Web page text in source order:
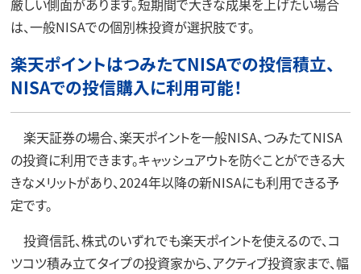
厳しい側面があります。短期間で大きな成果を上げたい場合
は、一般NISAでの個別株投資が選択肢です。
楽天ポイントはつみたてNISAでの投信積立、
NISAでの投信購入に利用可能！
楽天証券の場合、楽天ポイントを一般NISA、つみたてNISA
の投資に利用できます。キャッシュアウトを防ぐことができる大
きなメリットがあり、2024年以降の新NISAにも利用できる予
定です。
投資信託、株式のいずれでも楽天ポイントを使えるので、コ
ツコツ積み立てタイプの投資家から、アクティブ投資家まで、幅